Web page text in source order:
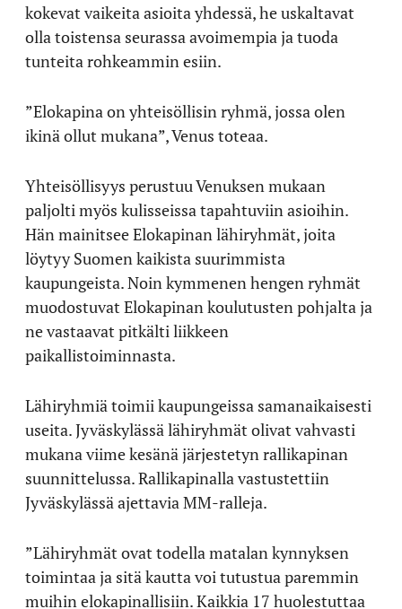
kokevat vaikeita asioita yhdessä, he uskaltavat
olla toistensa seurassa avoimempia ja tuoda
tunteita rohkeammin esiin.
”Elokapina on yhteisöllisin ryhmä, jossa olen
ikinä ollut mukana”, Venus toteaa.
Yhteisöllisyys perustuu Venuksen mukaan
paljolti myös kulisseissa tapahtuviin asioihin.
Hän mainitsee Elokapinan lähiryhmät, joita
löytyy Suomen kaikista suurimmista
kaupungeista. Noin kymmenen hengen ryhmät
muodostuvat Elokapinan koulutusten pohjalta ja
ne vastaavat pitkälti liikkeen
paikallistoiminnasta.
Lähiryhmiä toimii kaupungeissa samanaikaisesti
useita. Jyväskylässä lähiryhmät olivat vahvasti
mukana viime kesänä järjestetyn rallikapinan
suunnittelussa. Rallikapinalla vastustettiin
Jyväskylässä ajettavia MM-ralleja.
”Lähiryhmät ovat todella matalan kynnyksen
toimintaa ja sitä kautta voi tutustua paremmin
muihin elokapinallisiin. Kaikkia 17 huolestuttaa